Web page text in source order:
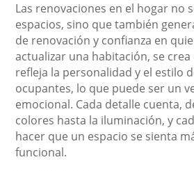
Las renovaciones en el hogar no
espacios, sino que también
de renovación y confianza en
actualizar una habitación, se
refleja la personalidad y el estilo
ocupantes, lo que puede ser un
emocional. Cada detalle cuenta,
colores hasta la iluminación, y
hacer que un espacio se sienta
funcional.